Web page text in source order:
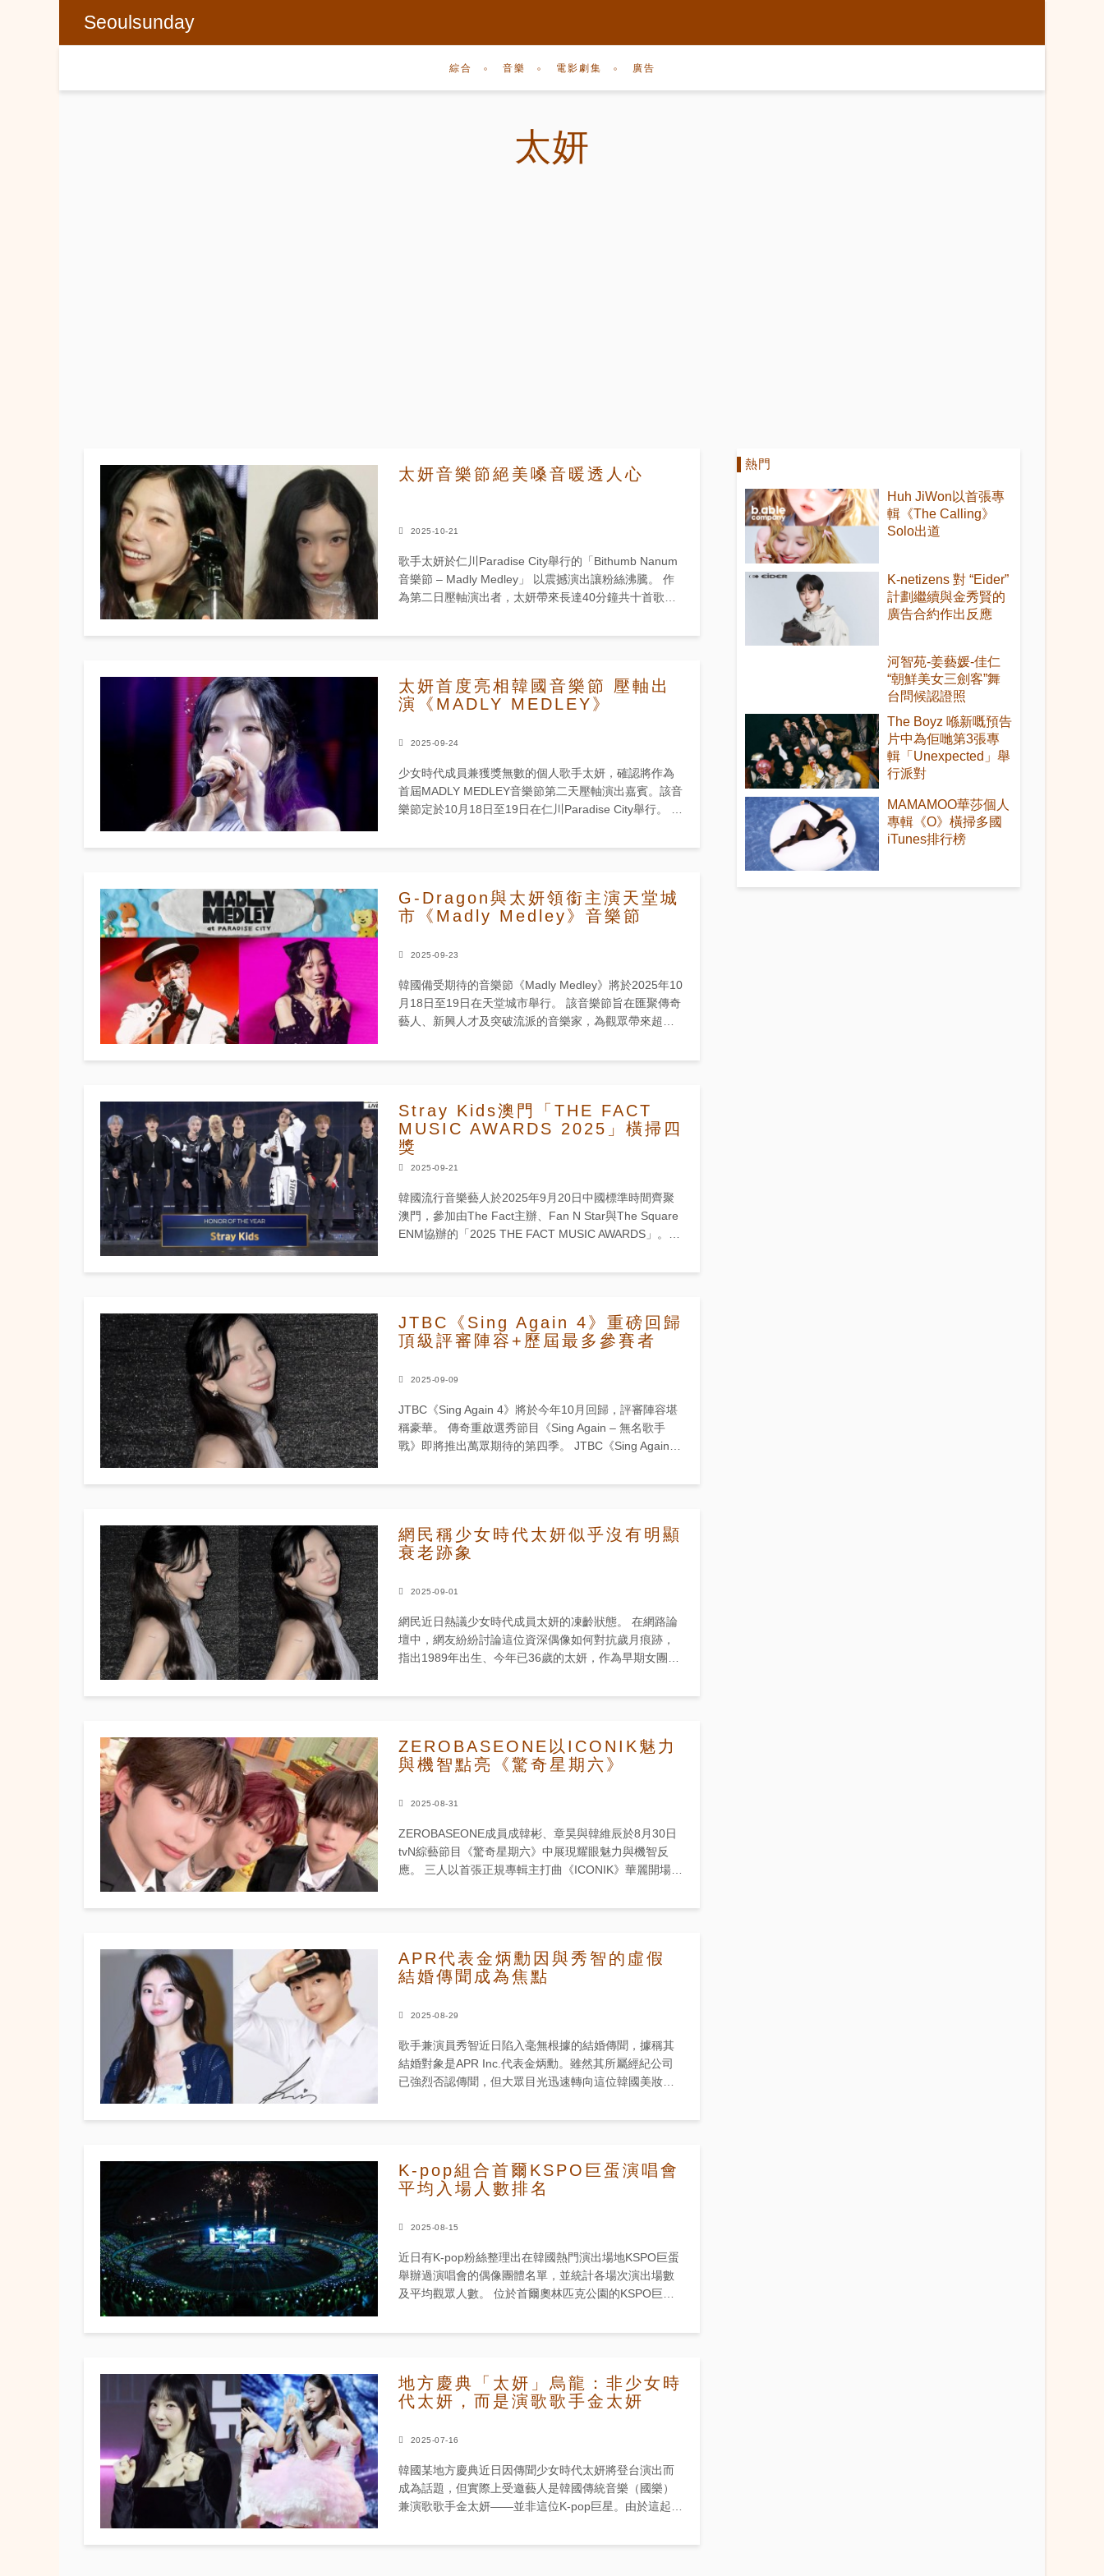
Seoulsunday
綜合 音樂 電影劇集 廣告
太妍
太妍音樂節絕美嗓音暖透人心
2025-10-21
歌手太妍於仁川Paradise City舉行的「Bithumb Nanum
音樂節 – Madly Medley」 以震撼演出讓粉絲沸騰。 作
為第二日壓軸演出者，太妍帶來長達40分鐘共十首歌曲
太妍首度亮相韓國音樂節 壓軸出
演《MADLY MEDLEY》
2025-09-24
少女時代成員兼獲獎無數的個人歌手太妍，確認將作為
首屆MADLY MEDLEY音樂節第二天壓軸演出嘉賓。該音
樂節定於10月18日至19日在仁川Paradise City舉行。 主
G-Dragon與太妍領銜主演天堂城
市《Madly Medley》音樂節
2025-09-23
韓國備受期待的音樂節《Madly Medley》將於2025年10
月18日至19日在天堂城市舉行。 該音樂節旨在匯聚傳奇
藝人、新興人才及突破流派的音樂家，為觀眾帶來超越
Stray Kids澳門「THE FACT
MUSIC AWARDS 2025」橫掃四
獎
2025-09-21
韓國流行音樂藝人於2025年9月20日中國標準時間齊聚
澳門，參加由The Fact主辦、Fan N Star與The Square
ENM協辦的「2025 THE FACT MUSIC AWARDS」。
JTBC《Sing Again 4》重磅回歸
頂級評審陣容+歷屆最多參賽者
2025-09-09
JTBC《Sing Again 4》將於今年10月回歸，評審陣容堪
稱豪華。 傳奇重啟選秀節目《Sing Again – 無名歌手
戰》即將推出萬眾期待的第四季。 JTBC《Sing Again
網民稱少女時代太妍似乎沒有明顯
衰老跡象
2025-09-01
網民近日熱議少女時代成員太妍的凍齡狀態。 在網路論
壇中，網友紛紛討論這位資深偶像如何對抗歲月痕跡，
指出1989年出生、今年已36歲的太妍，作為早期女團世
粉...
ZEROBASEONE以ICONIK魅力
與機智點亮《驚奇星期六》
2025-08-31
ZEROBASEONE成員成韓彬、章昊與韓維辰於8月30日
tvN綜藝節目《驚奇星期六》中展現耀眼魅力與機智反
應。 三人以首張正規專輯主打曲《ICONIK》華麗開場，
成熟...
APR代表金炳勳因與秀智的虛假
結婚傳聞成為焦點
2025-08-29
歌手兼演員秀智近日陷入毫無根據的結婚傳聞，據稱其
結婚對象是APR Inc.代表金炳勳。雖然其所屬經紀公司
已強烈否認傳聞，但大眾目光迅速轉向這位韓國美妝產
Management...
K-pop組合首爾KSPO巨蛋演唱會
平均入場人數排名
2025-08-15
近日有K-pop粉絲整理出在韓國熱門演出場地KSPO巨蛋
舉辦過演唱會的偶像團體名單，並統計各場次演出場數
及平均觀眾人數。 位於首爾奧林匹克公園的KSPO巨蛋
寐以求...
地方慶典「太妍」烏龍：非少女時
代太妍，而是演歌歌手金太妍
2025-07-16
韓國某地方慶典近日因傳聞少女時代太妍將登台演出而
成為話題，但實際上受邀藝人是韓國傳統音樂（國樂）
兼演歌歌手金太妍——並非這位K-pop巨星。由於這起混
日，報導證實金太...
熱門
Huh JiWon以首張專
輯《The Calling》
Solo出道
K-netizens 對 “Eider”
計劃繼續與金秀賢的
廣告合約作出反應
河智苑-姜藝媛-佳仁
“朝鮮美女三劍客”舞
台問候認證照
The Boyz 喺新嘅預告
片中為佢哋第3張專
輯「Unexpected」舉
行派對
MAMAMOO華莎個人
專輯《O》橫掃多國
iTunes排行榜